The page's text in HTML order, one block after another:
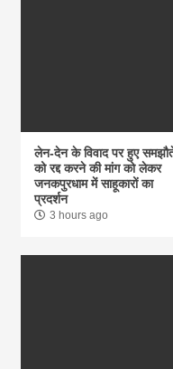
लेन-देन के विवाद पर हुए
को रद्द करने की मांग को लेकर
जनकपुरधाम में साहूकारों का
प्रदर्शन
3 hours ago